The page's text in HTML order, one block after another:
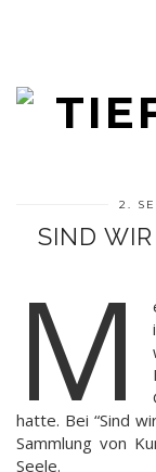
2.
SIND
M
hatte. Bei “Sind
Sammlung von
Seele.